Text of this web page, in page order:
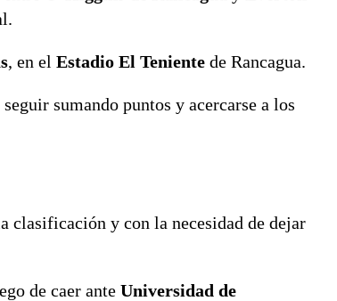
, en el Estadio El Teniente de Rancagua.
sumando puntos y acercarse a los
clasificación y con la necesidad de dejar
de caer ante Universidad de